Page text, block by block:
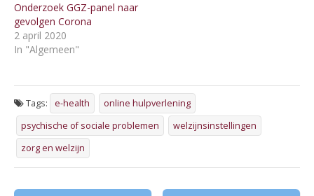
Onderzoek GGZ-panel naar
gevolgen Corona
2 april 2020
In "Algemeen"
Tags: e-health
online hulpverlening
psychische of sociale problemen
welzijnsinstellingen
zorg en welzijn